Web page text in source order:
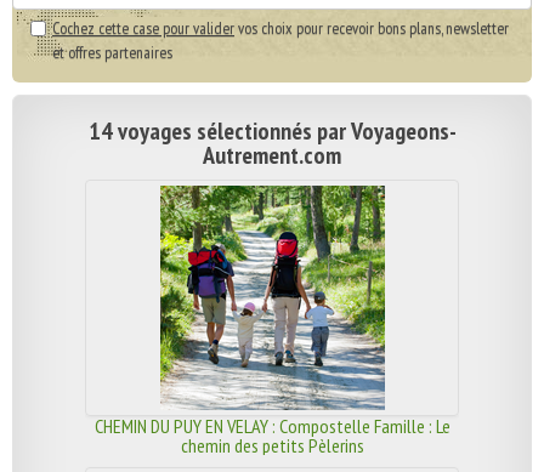
Cochez cette case pour validervos choix pour recevoir bons plans, newsletter
et offres partenaires
14 voyages sélectionnés par Voyageons-
Autrement.com
CHEMIN DU PUY EN VELAY : Compostelle Famille : Le
chemin des petits Pèlerins